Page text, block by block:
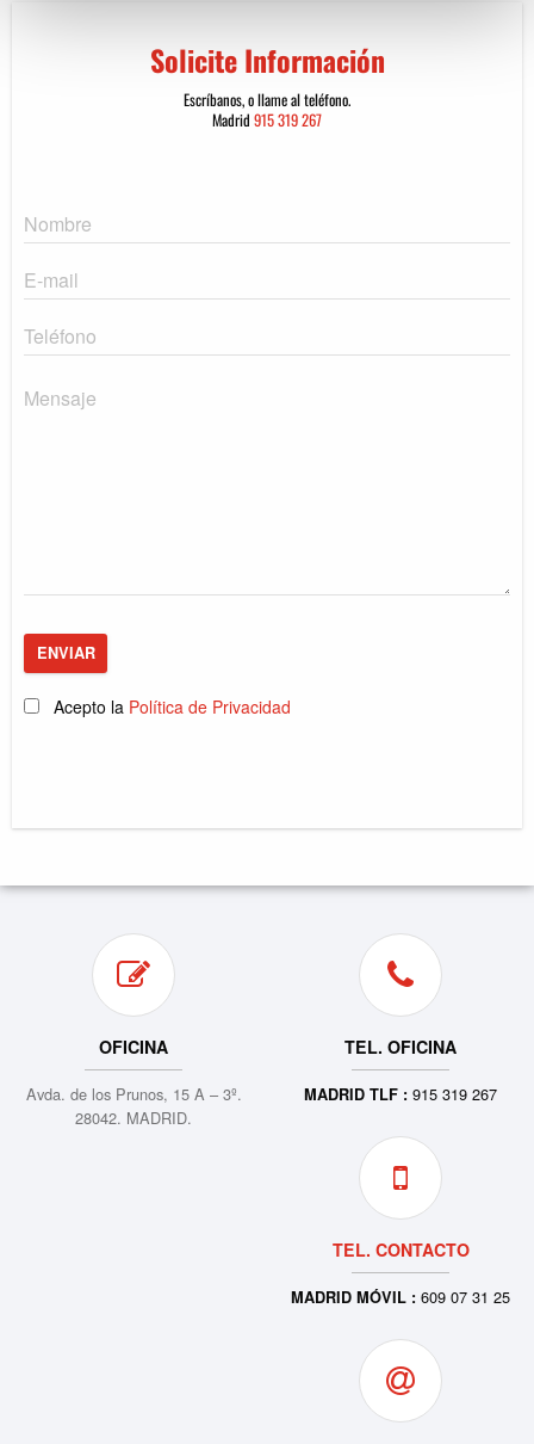
Solicite Información
Escríbanos, o llame al teléfono.
Madrid 915 319 267
ENVIAR
Acepto la Política de Privacidad
OFICINA
Avda. de los Prunos, 15 A – 3º.
28042. MADRID.
TEL. OFICINA
MADRID TLF : 915 319 267
TEL. CONTACTO
MADRID MÓVIL : 609 07 31 25